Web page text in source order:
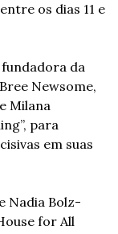
entre os dias 11 e
da
Newsome,
Milana
para
em suas
for All